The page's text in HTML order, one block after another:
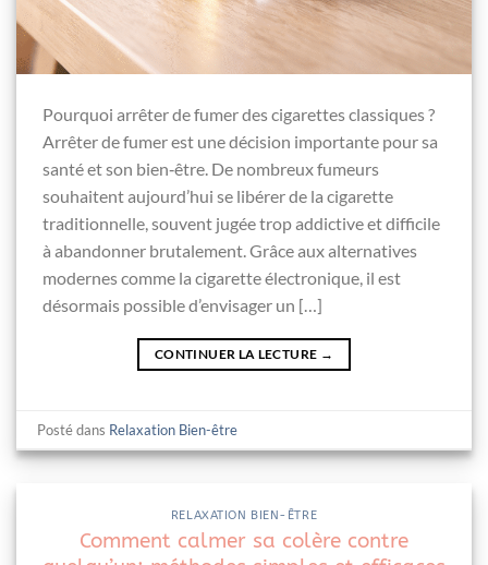
Pourquoi arrêter de fumer des cigarettes classiques ?
Arrêter de fumer est une décision importante pour sa
santé et son bien‑être. De nombreux fumeurs
souhaitent aujourd’hui se libérer de la cigarette
traditionnelle, souvent jugée trop addictive et difficile
à abandonner brutalement. Grâce aux alternatives
modernes comme la cigarette électronique, il est
désormais possible d’envisager un […]
CONTINUER LA LECTURE →
Posté dans Relaxation Bien-être
RELAXATION BIEN-ÊTRE
Comment calmer sa colère contre